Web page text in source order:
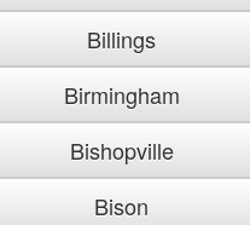
Billings
Birmingham
Bishopville
Bison